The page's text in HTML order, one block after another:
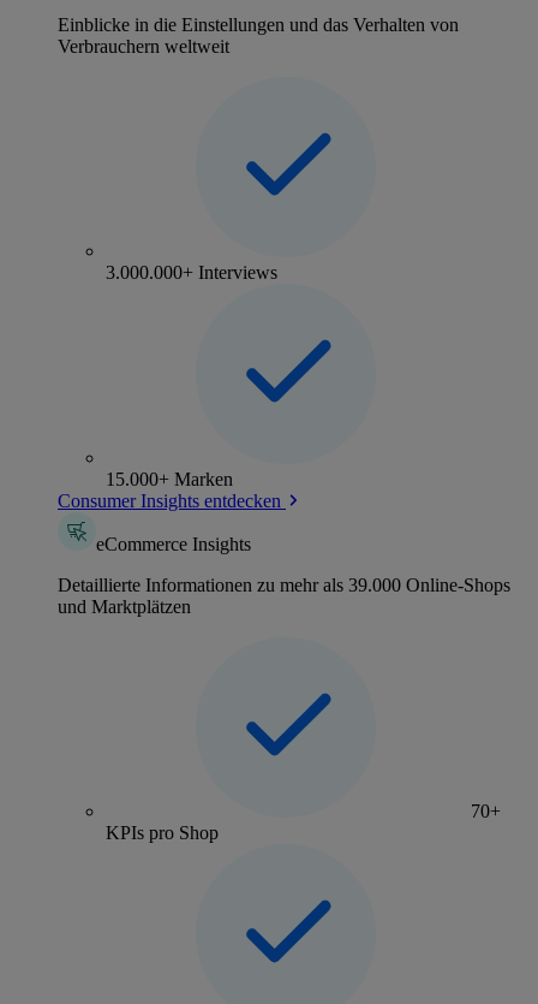
Einblicke in die Einstellungen und das Verhalten von
Verbrauchern weltweit
3.000.000+ Interviews
15.000+ Marken
Consumer Insights entdecken
eCommerce Insights
Detaillierte Informationen zu mehr als 39.000 Online-Shops
und Marktplätzen
70+
KPIs pro Shop